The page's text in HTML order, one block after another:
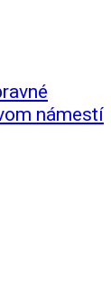
námestí